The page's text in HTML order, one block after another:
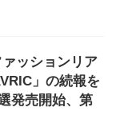
ッションリア
」の続報を
発売開始、第